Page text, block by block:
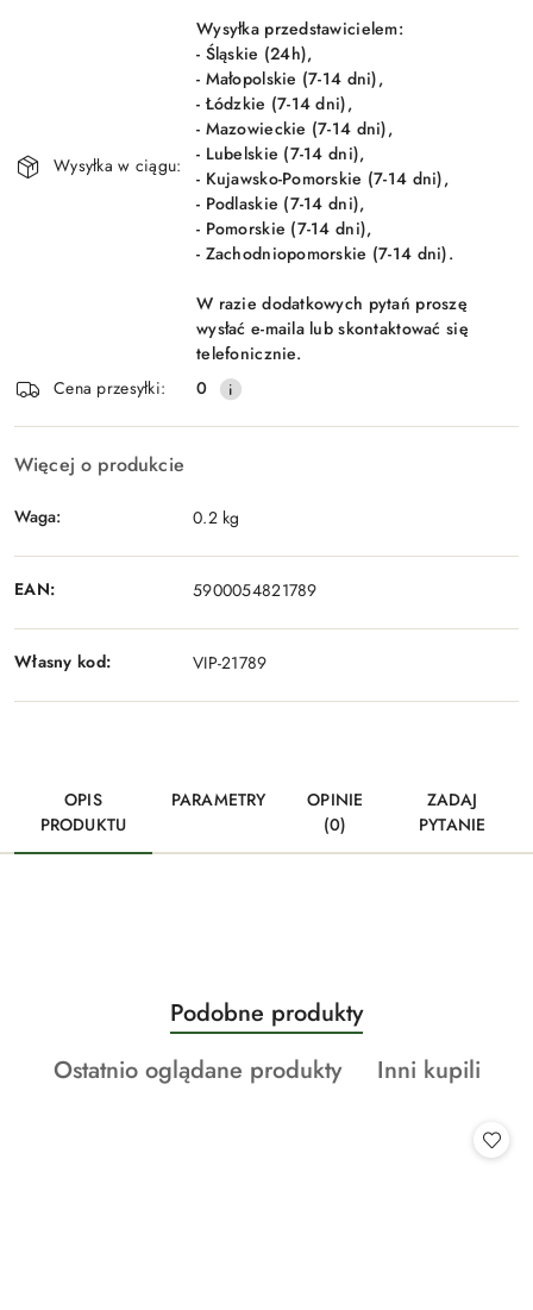
Wyślij
Wysyłka w ciągu:
Wysyłka przedstawicielem:
- Śląskie (24h),
- Małopolskie (7-14 dni),
- Łódzkie (7-14 dni),
- Mazowieckie (7-14 dni),
- Lubelskie (7-14 dni),
- Kujawsko-Pomorskie (7-14 dni),
- Podlaskie (7-14 dni),
- Pomorskie (7-14 dni),
- Zachodniopomorskie (7-14 dni).
W razie dodatkowych pytań proszę
wysłać e-maila lub skontaktować się
telefonicznie.
Cena przesyłki:
0
Więcej o produkcie
Waga: 0.2 kg
EAN: 5900054821789
Własny kod: VIP-21789
OPIS
PRODUKTU
PARAMETRY
OPINIE
(0)
ZADAJ
PYTANIE
Pomiń karuzelę produktów
Produkty
o
statusie:
Podobne produkty
Produkty
Ostatnio oglądane produkty
Produkty
Inni kupili